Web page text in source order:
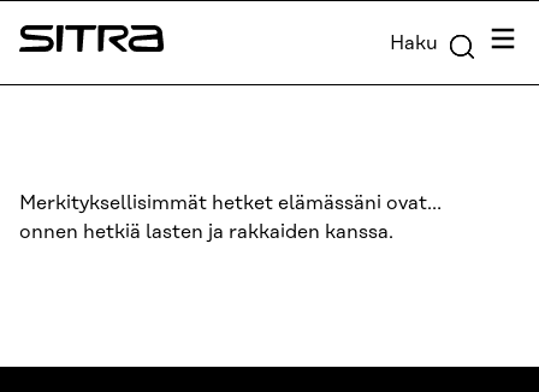
Siirry
suoraan
Sitra Haku
Merkityksellisimmät hetket elämässäni ovat…
onnen hetkiä lasten ja rakkaiden kanssa.